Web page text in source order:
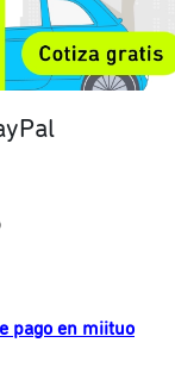
pago en miituo